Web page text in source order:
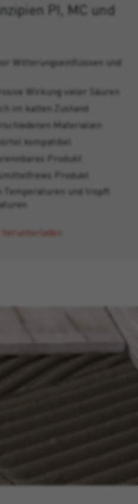
PI, MC und
Witterungseinflüssen und
Wirkung vieler Säuren
im kalten Zustand
Materialien
kompatibel
Produkt
Produkt
Temperaturen und tropft
herunterladen